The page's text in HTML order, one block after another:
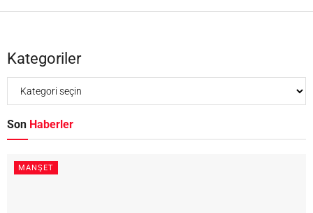
Kategoriler
Son Haberler
MANŞET